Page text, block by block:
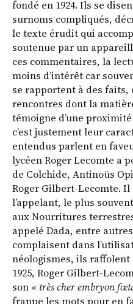
fondé en 1924. Ils se
surnoms compliqués,
le texte érudit qui
soutenue par un
ces commentaires, la
moins d’intérêt car
se rapportent à des faits,
rencontres dont la
témoigne d’une
c’est justement leur
entendus parlent en
lycéen Roger Lecomte a
de Colchide, Antinoüs
Roger Gilbert-Lecomte. Il
l’appelant, le plus
aux Nourritures
appelé Dada, entre
complaisent dans
néologismes, ils raffolent
1925, Roger Gilbert-
son « très cher embryon